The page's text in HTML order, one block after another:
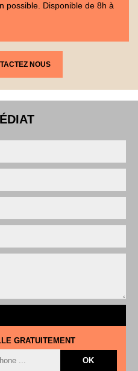
possible. Disponible de 8h à
NOUS
GRATUITEMENT